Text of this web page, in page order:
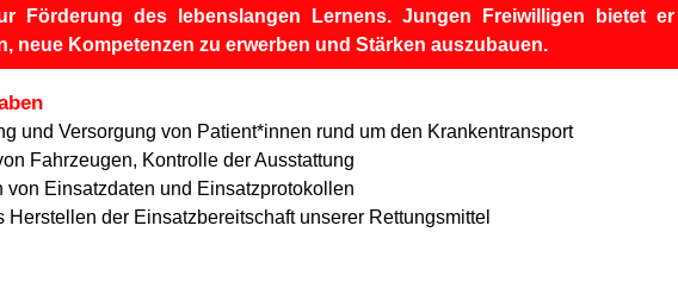
Förderung des lebenslangen Lernens. Jungen Freiwilligen bietet
neue Kompetenzen zu erwerben und Stärken auszubauen.
und Versorgung von Patient*innen rund um den Krankentransport
Fahrzeugen, Kontrolle der Ausstattung
von Einsatzdaten und Einsatzprotokollen
Herstellen der Einsatzbereitschaft unserer Rettungsmittel